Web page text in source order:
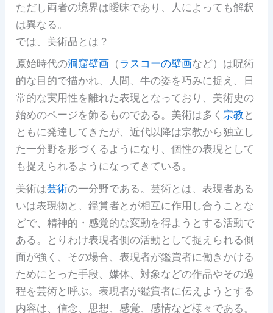
ただし両者の境界は曖昧であり、人によっても解釈
は異なる。
では、美術品とは？
原始時代の洞窟壁画 （ ラスコーの壁画など）は呪術
的な目的で描かれ、人間、牛の姿を巧みに捉え、日
常的な実用性を離れた表現となっており、美術史の
始めのページを飾るものである。美術は多く宗教 と
ともに発達してきたが、近代以降は宗教から独立し
た一分野を形づくるようになり、個性の表現として
も捉えられるようになってきている。
美術は芸術の一分野である。芸術とは、表現者ある
いは表現物と、鑑賞者とが相互に作用し合うことな
どで、精神的・感覚的な変動を得ようとする活動で
ある。とりわけ表現者側の活動として捉えられる側
面が強く、その場合、表現者が鑑賞者に働きかける
ためにとった手段、媒体、対象などの作品やその過
程を芸術と呼ぶ。表現者が鑑賞者に伝えようとする
内容は、信念、思想、感覚、感情など様々である。